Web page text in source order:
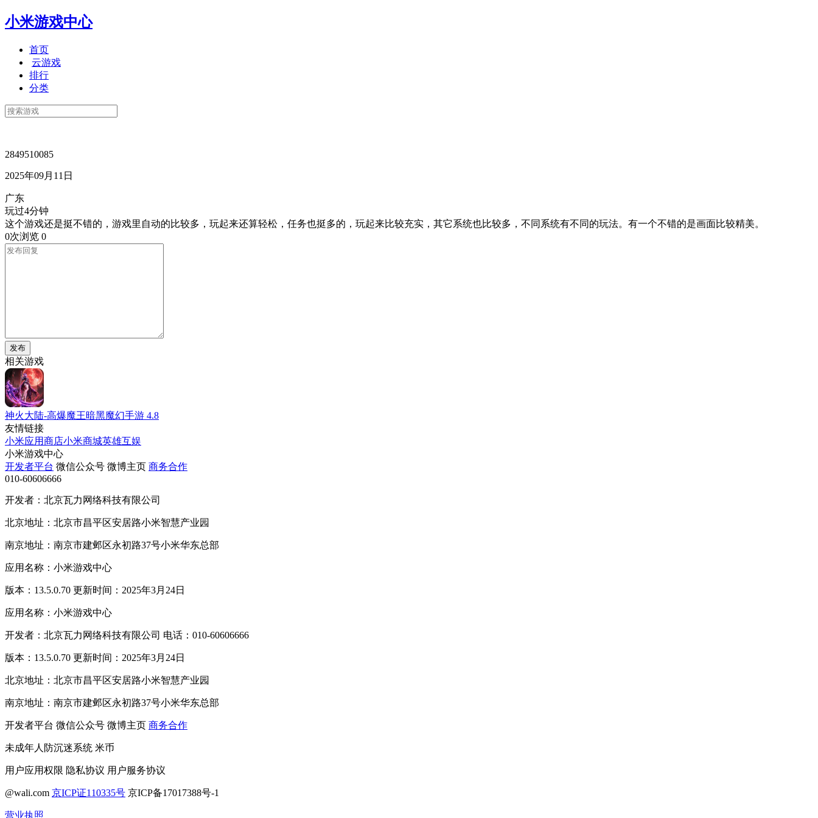
小米游戏中心
首页
云游戏
排行
分类
2849510085
2025年09月11日
广东
玩过4分钟
这个游戏还是挺不错的，游戏里自动的比较多，玩起来还算轻松，任务也挺多的，玩起来比较充实，其它系统也比较多，不同系统有不同的玩法。有一个不错的是画面比较精美。
0次浏览 0
发布
相关游戏
神火大陆-高爆魔王暗黑魔幻手游 4.8
友情链接
小米应用商店小米商城英雄互娱
小米游戏中心
开发者平台 微信公众号 微博主页 商务合作
010-60606666
开发者：北京瓦力网络科技有限公司
北京地址：北京市昌平区安居路小米智慧产业园
南京地址：南京市建邺区永初路37号小米华东总部
应用名称：小米游戏中心
版本：13.5.0.70 更新时间：2025年3月24日
应用名称：小米游戏中心
开发者：北京瓦力网络科技有限公司 电话：010-60606666
版本：13.5.0.70 更新时间：2025年3月24日
北京地址：北京市昌平区安居路小米智慧产业园
南京地址：南京市建邺区永初路37号小米华东总部
开发者平台 微信公众号 微博主页 商务合作
未成年人防沉迷系统 米币
用户应用权限 隐私协议 用户服务协议
@wali.com 京ICP证110335号 京ICP备17017388号-1
营业执照